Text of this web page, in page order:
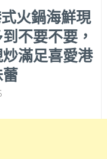
火鍋海鮮現
不要不要，
滿足喜愛港